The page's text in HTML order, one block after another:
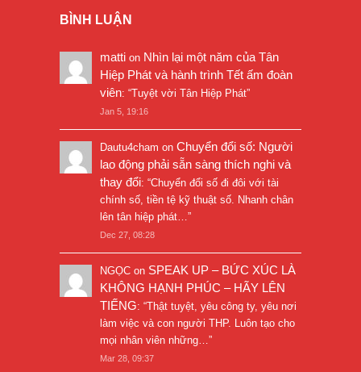
BÌNH LUẬN
matti on Nhìn lại một năm của Tân
Hiệp Phát và hành trình Tết ấm đoàn
viên: “Tuyệt vời Tân Hiệp Phát”
Jan 5, 19:16
Dautu4cham on Chuyển đổi số: Người
lao động phải sẵn sàng thích nghi và
thay đổi: “Chuyển đổi số đi đôi với tài
chính số, tiền tệ kỹ thuật số. Nhanh chân
lên tân hiệp phát…”
Dec 27, 08:28
NGỌC on SPEAK UP – BỨC XÚC LÀ
KHÔNG HẠNH PHÚC – HÃY LÊN
TIẾNG: “Thật tuyệt, yêu công ty, yêu nơi
làm việc và con người THP. Luôn tạo cho
mọi nhân viên những…”
Mar 28, 09:37